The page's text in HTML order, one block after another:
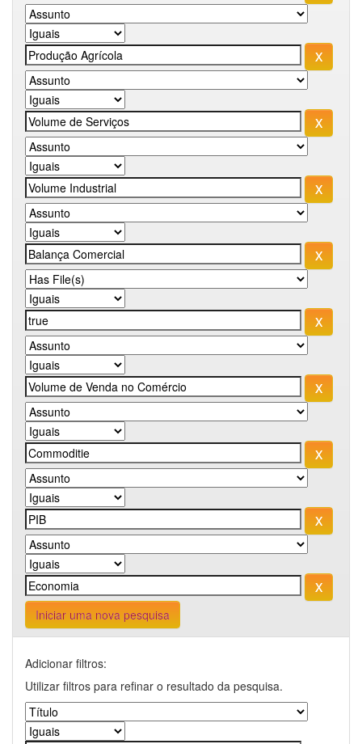
Iniciar uma nova pesquisa
Adicionar filtros:
Utilizar filtros para refinar o resultado da pesquisa.